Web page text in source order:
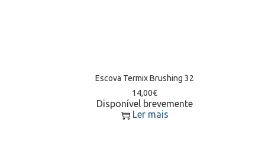
Escova Termix Brushing 32
14,00€
Disponível brevemente
Ler mais